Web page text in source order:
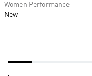
Women Performance
New